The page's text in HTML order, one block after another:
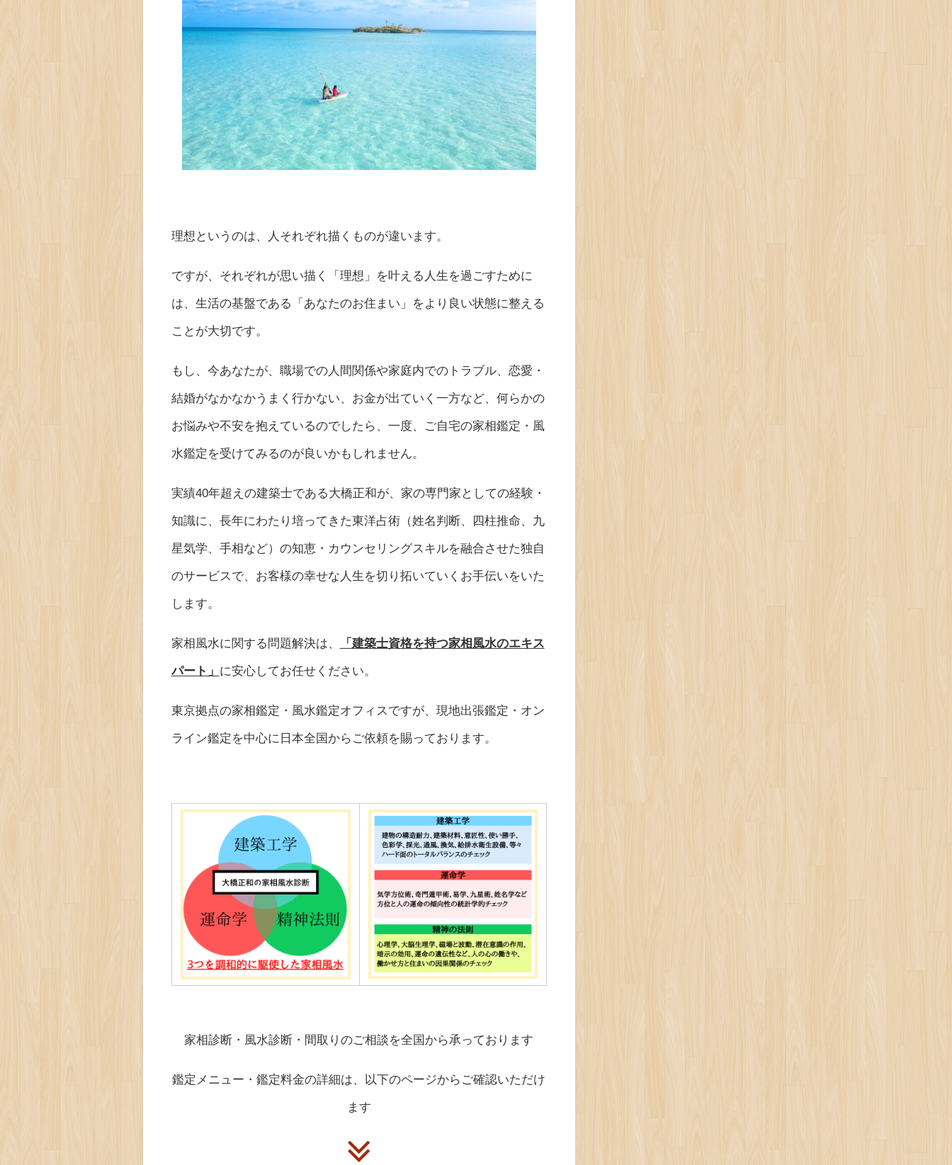
理想というのは、人それぞれ描くものが違います。
ですが、それぞれが思い描く「理想」を叶える人生を過ごすために
は、生活の基盤である「あなたのお住まい」をより良い状態に整える
ことが大切です。
もし、今あなたが、職場での人間関係や家庭内でのトラブル、恋愛・
結婚がなかなかうまく行かない、お金が出ていく一方など、何らかの
お悩みや不安を抱えているのでしたら、一度、ご自宅の家相鑑定・風
水鑑定を受けてみるのが良いかもしれません。
実績40年超えの建築士である大橋正和が、家の専門家としての経験・
知識に、長年にわたり培ってきた東洋占術（姓名判断、四柱推命、九
星気学、手相など）の知恵・カウンセリングスキルを融合させた独自
のサービスで、お客様の幸せな人生を切り拓いていくお手伝いをいた
します。
家相風水に関する問題解決は、 「建築士資格を持つ家相風水のエキス
パート」 に安心してお任せください。
東京拠点の家相鑑定・風水鑑定オフィスですが、現地出張鑑定・オン
ライン鑑定を中心に日本全国からご依頼を賜っております。
家相診断・風水診断・間取りのご相談を全国から承っております
鑑定メニュー・鑑定料金の詳細は、以下のページからご確認いただけ
ます